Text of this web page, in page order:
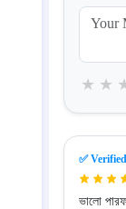
★
★
✅
ভালো